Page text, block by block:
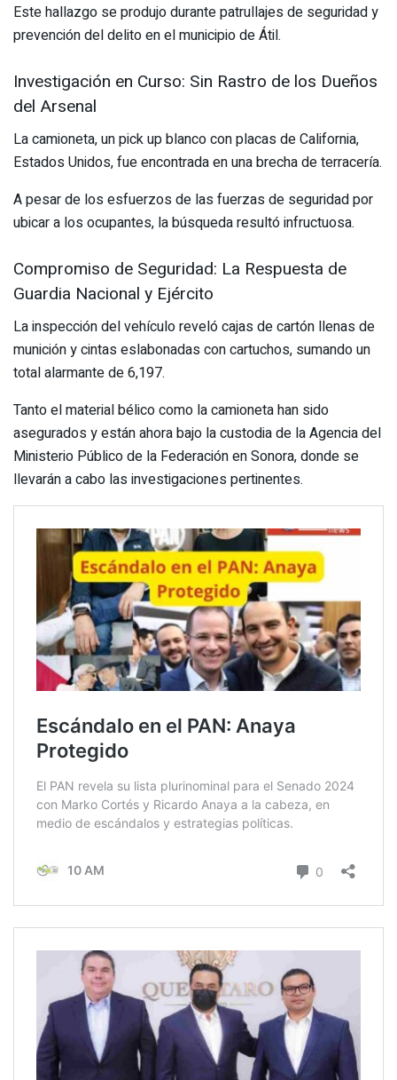
Este hallazgo se produjo durante patrullajes de seguridad y
prevención del delito en el municipio de Átil.
Investigación en Curso: Sin Rastro de los Dueños
del Arsenal
La camioneta, un pick up blanco con placas de California,
Estados Unidos, fue encontrada en una brecha de terracería.
A pesar de los esfuerzos de las fuerzas de seguridad por
ubicar a los ocupantes, la búsqueda resultó infructuosa.
Compromiso de Seguridad: La Respuesta de
Guardia Nacional y Ejército
La inspección del vehículo reveló cajas de cartón llenas de
munición y cintas eslabonadas con cartuchos, sumando un
total alarmante de 6,197.
Tanto el material bélico como la camioneta han sido
asegurados y están ahora bajo la custodia de la Agencia del
Ministerio Público de la Federación en Sonora, donde se
llevarán a cabo las investigaciones pertinentes.